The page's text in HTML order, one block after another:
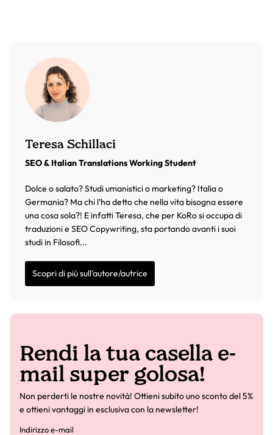
Teresa Schillaci
SEO & Italian Translations Working Student
Dolce o salato? Studi umanistici o marketing? Italia o
Germania? Ma chi l’ha detto che nella vita bisogna essere
una cosa sola?! E infatti Teresa, che per KoRo si occupa di
traduzioni e SEO Copywriting, sta portando avanti i suoi
studi in Filosofi...
Scopri di più sull'autore/autrice
Rendi la tua casella e-
mail super golosa!
Non perderti le nostre novità! Ottieni subito uno sconto del 5%
e ottieni vantaggi in esclusiva con la newsletter!
Indirizzo e-mail